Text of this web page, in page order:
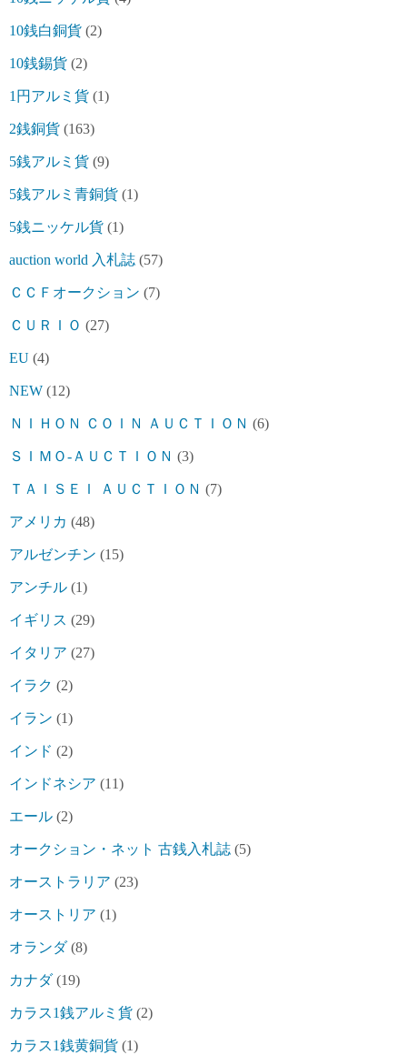
10銭白銅貨 (2)
10銭錫貨 (2)
1円アルミ貨 (1)
2銭銅貨 (163)
5銭アルミ貨 (9)
5銭アルミ青銅貨 (1)
5銭ニッケル貨 (1)
auction world 入札誌 (57)
ＣＣＦオークション (7)
ＣＵＲＩＯ (27)
EU (4)
NEW (12)
ＮＩＨＯＮ ＣＯＩＮ ＡＵＣＴＩＯＮ (6)
ＳＩＭＯ-ＡＵＣＴＩＯＮ (3)
ＴＡＩＳＥＩ ＡＵＣＴＩＯＮ (7)
アメリカ (48)
アルゼンチン (15)
アンチル (1)
イギリス (29)
イタリア (27)
イラク (2)
イラン (1)
インド (2)
インドネシア (11)
エール (2)
オークション・ネット 古銭入札誌 (5)
オーストラリア (23)
オーストリア (1)
オランダ(8)
カナダ(19)
カラス1銭アルミ貨 (2)
カラス1銭黄銅貨 (1)